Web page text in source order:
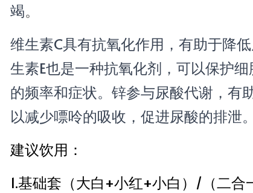
竭。
维生素C具有抗氧化作用，有助于降
生素E也是一种抗氧化剂，可以保护
的频率和症状。锌参与尿酸代谢，有
以减少嘌呤的吸收，促进尿酸的排泄。
建议饮用：
1.基础套（大白+小红+小白）/（二合